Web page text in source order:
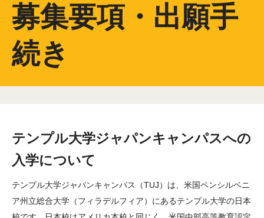
TUJへのご支援 交通アクセス お問い合わせ
大学案内
海外ネットワーク
留学・編入学
就職サポート
募集要項・出願手
続き​
テンプル大学ジャパンキャンパスへの
入学について
テンプル大学ジャパンキャンパス（TUJ）は、米国ペンシルベニ
ア州立総合大学（フィラデルフィア）にあるテンプル大学の日本